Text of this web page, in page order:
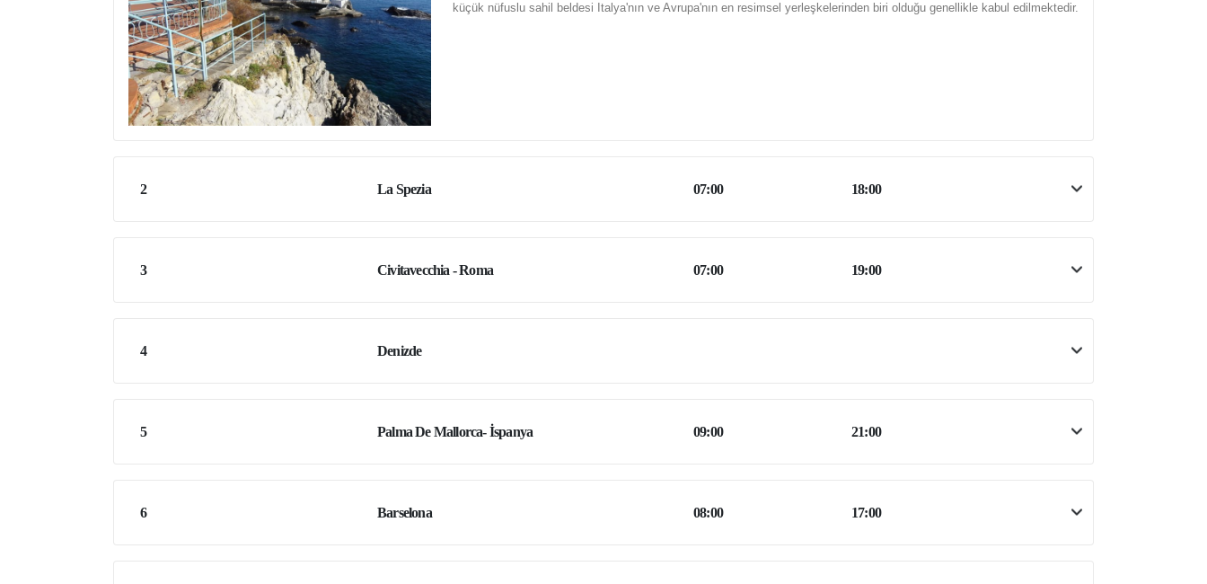
küçük nüfuslu sahil beldesi Italya'nın ve Avrupa'nın en resimsel yerleşkelerinden biri olduğu genellikle kabul edilmektedir.
2 La Spezia 07:00 18:00
3 Civitavecchia - Roma 07:00 19:00
4 Denizde
5 Palma De Mallorca- İspanya 09:00 21:00
6 Barselona 08:00 17:00